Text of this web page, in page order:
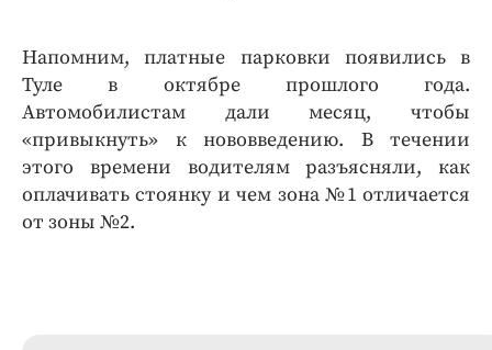
Напомним, платные парковки появились в
Туле в октябре прошлого года.
Автомобилистам дали месяц, чтобы
«привыкнуть» к нововведению. В течении
этого времени водителям разъясняли, как
оплачивать стоянку и чем зона №1 отличается
от зоны №2.